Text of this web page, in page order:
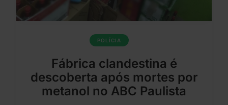
POLÍCIA
Fábrica clandestina é
descoberta após mortes por
metanol no ABC Paulista